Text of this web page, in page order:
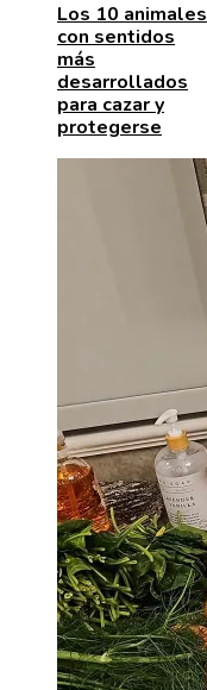
Los 10 animales
con sentidos
más
desarrollados
para cazar y
protegerse